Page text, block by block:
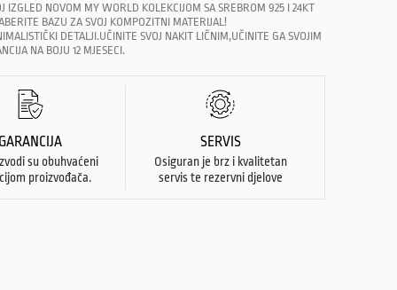
IZGLED NOVOM MY WORLD KOLEKCIJOM SA SREBROM 925 I 24KT
BAZU ZA SVOJ KOMPOZITNI MATERIJAL!
DETALJI.UČINITE SVOJ NAKIT LIČNIM,UČINITE GA SVOJIM
NA BOJU 12 MJESECI.
su obuhvaćeni
proizvođača.
SERVIS
Osiguran je brz i kvalitetan
servis te rezervni djelove